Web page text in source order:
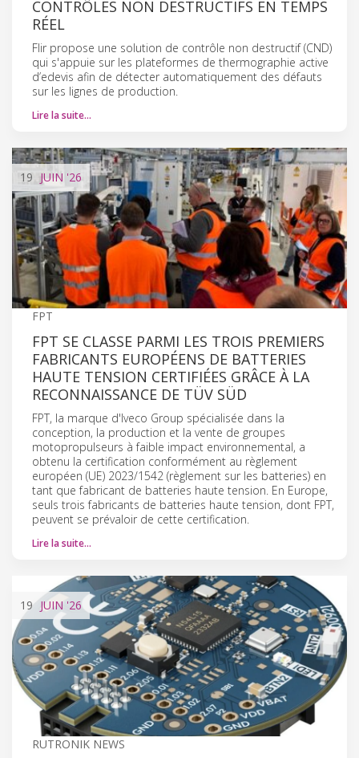
CONTRÔLES NON DESTRUCTIFS EN TEMPS
RÉEL
Flir propose une solution de contrôle non destructif (CND)
qui s'appuie sur les plateformes de thermographie active
d’edevis afin de détecter automatiquement des défauts
sur les lignes de production.
Lire la suite…
19 JUIN '26
FPT
FPT SE CLASSE PARMI LES TROIS PREMIERS
FABRICANTS EUROPÉENS DE BATTERIES
HAUTE TENSION CERTIFIÉES GRÂCE À LA
RECONNAISSANCE DE TÜV SÜD
FPT, la marque d'Iveco Group spécialisée dans la
conception, la production et la vente de groupes
motopropulseurs à faible impact environnemental, a
obtenu la certification conformément au règlement
européen (UE) 2023/1542 (règlement sur les batteries) en
tant que fabricant de batteries haute tension. En Europe,
seuls trois fabricants de batteries haute tension, dont FPT,
peuvent se prévaloir de cette certification.
Lire la suite…
19 JUIN'26
RUTRONIK NEWS